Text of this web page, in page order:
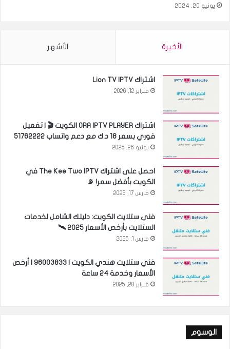
يونيو 20, 2024
الأخيرة الأشهر
اشتراك Lion TV IPTV
فبراير 12, 2026
اشتراك ORA IPTV PLAYER الكويت 🎬 | تفعيل
فوري بسعر 18 د.ك مع دعم واتساب 51762222
يونيو 26, 2025
احصل على اشتراك The Kee Two IPTV في
الكويت بأفضل سعر! 📡
مارس 17, 2025
فني ستلايت الكويت: دليلك الشامل لخدمات
الستلايت بأرخص الأسعار 2025 🛰️
مارس 1, 2025
فني ستلايت هندي الكويت | 96003833 | أرخص
الأسعار وخدمة 24 ساعة
فبراير 28, 2025
الوسوم